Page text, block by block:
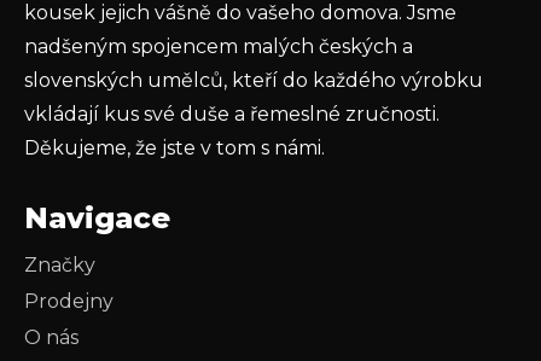
kousek jejich vášně do vašeho domova. Jsme
nadšeným spojencem malých českých a
slovenských umělců, kteří do každého výrobku
vkládají kus své duše a řemeslné zručnosti.
Děkujeme, že jste v tom s námi.
Navigace
Značky
Prodejny
O nás